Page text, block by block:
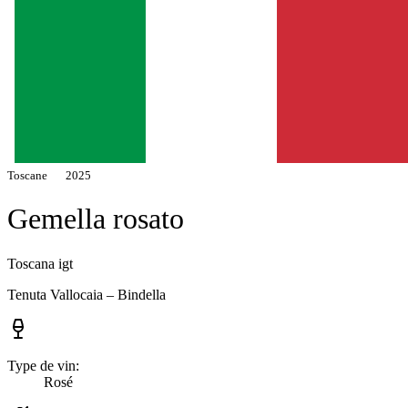
Toscane 2025
Gemella rosato
Toscana igt
Tenuta Vallocaia – Bindella
Type de vin:
Rosé